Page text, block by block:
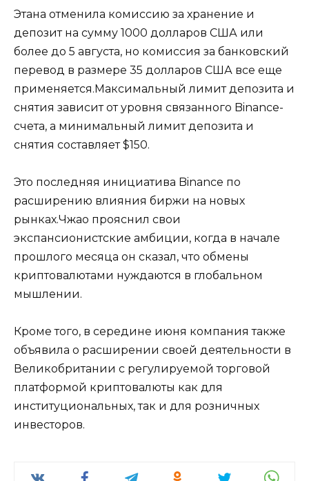
Этана отменила комиссию за хранение и
депозит на сумму 1000 долларов США или
более до 5 августа, но комиссия за банковский
перевод в размере 35 долларов США все еще
применяется.Максимальный лимит депозита и
снятия зависит от уровня связанного Binance-
счета, а минимальный лимит депозита и
снятия составляет $150.
Это последняя инициатива Binance по
расширению влияния биржи на новых
рынках.Чжао прояснил свои
экспансионистские амбиции, когда в начале
прошлого месяца он сказал, что обмены
криптовалютами нуждаются в глобальном
мышлении.
Кроме того, в середине июня компания также
объявила о расширении своей деятельности в
Великобритании с регулируемой торговой
платформой криптовалюты как для
институциональных, так и для розничных
инвесторов.